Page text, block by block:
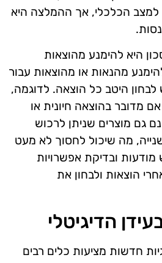
הכלכלי, אך ההמלצה היא
היא להימנע מהוצאות
מהנאות או מהוצאות עבור
היטב כל הוצאה. לדוגמה,
מדובר בהוצאה חיונית או
גם מוצרים שניתן לרכוש
מה שיכול לחסוך לא מעט
ובדיקת אפשרויות
הוצאות ולבחון את
הדיגיטלי
חדשות מציעות כלים רבים